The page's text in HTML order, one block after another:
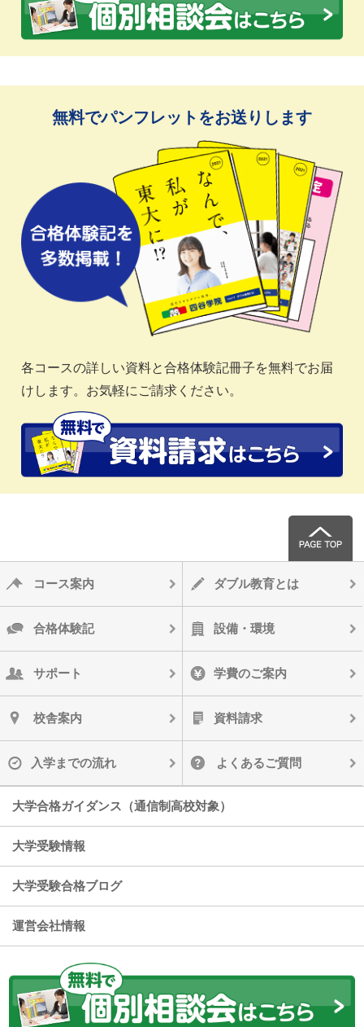
無料でパンフレットをお送りします
各コースの詳しい資料と合格体験記冊子を無料でお届
けします。お気軽にご請求ください。
コース案内 ダブル教育とは
合格体験記 設備・環境
サポート 学費のご案内
校舎案内 資料請求
入学までの流れ よくあるご質問
大学合格ガイダンス（通信制高校対象）
大学受験情報
大学受験合格ブログ
運営会社情報